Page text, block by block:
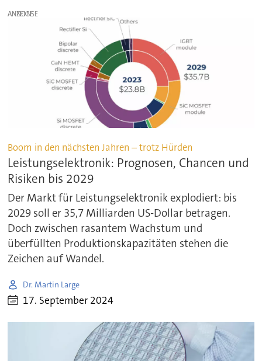
ANZEIGE
Boom in den nächsten Jahren – trotz Hürden
Leistungselektronik: Prognosen, Chancen und
Risiken bis 2029
Der Markt für Leistungselektronik explodiert: bis
2029 soll er 35,7 Milliarden US-Dollar betragen.
Doch zwischen rasantem Wachstum und
überfüllten Produktionskapazitäten stehen die
Zeichen auf Wandel.
Dr. Martin Large
17. September 2024